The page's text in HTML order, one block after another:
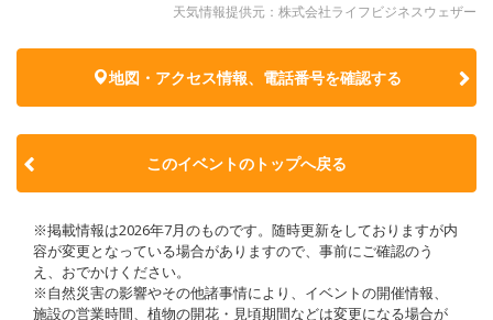
天気情報提供元：株式会社ライフビジネスウェザー
地図・アクセス情報、電話番号を確認する
このイベントのトップへ戻る
※掲載情報は2026年7月のものです。随時更新をしておりますが内
容が変更となっている場合がありますので、事前にご確認のう
え、おでかけください。
※自然災害の影響やその他諸事情により、イベントの開催情報、
施設の営業時間、植物の開花・見頃期間などは変更になる場合が